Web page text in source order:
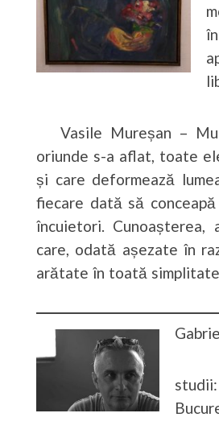
Vasile Mureșan –
oriunde s-a aflat, toate
și care deformează
fiecare dată să
încuietori. Cunoașterea,
care, odată așezate în
arătate în toată